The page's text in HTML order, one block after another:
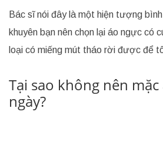
Bác sĩ nói đây là một hiện tượng
khuyên bạn nên chọn lại áo ngực có
loại có miếng mút tháo rời được để
Tại sao không nên mặc
ngày?